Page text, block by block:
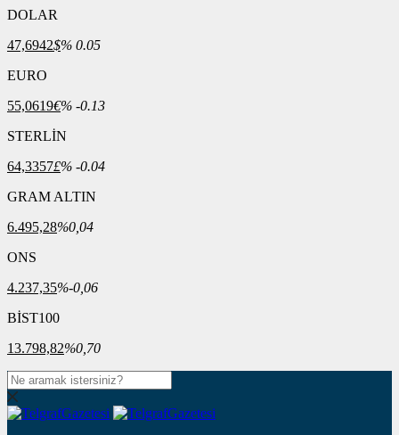
DOLAR
47,6942$% 0.05
EURO
55,0619€% -0.13
STERLİN
64,3357£% -0.04
GRAM ALTIN
6.495,28%0,04
ONS
4.237,35%-0,06
BİST100
13.798,82%0,70